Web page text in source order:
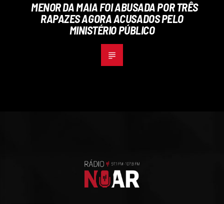
MENOR DA MAIA FOI ABUSADA POR TRÊS
RAPAZES AGORA ACUSADOS PELO
MINISTÉRIO PÚBLICO